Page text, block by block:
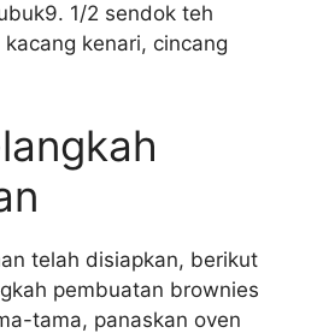
1/2 sendok teh
kenari, cincang
telah disiapkan, berikut
pembuatan brownies
tama, panaskan oven